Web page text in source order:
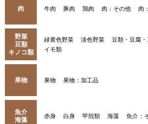
肉 牛肉 豚肉 鶏肉 肉：その他 肉
野菜
豆類
キノコ類
緑黄色野菜 淡色野菜 豆類・豆腐
イモ類
果物 果物 果物：加工品
魚介
海藻
赤身 白身 甲殻類 海藻 魚介：